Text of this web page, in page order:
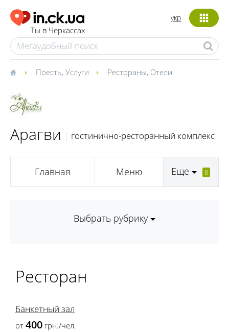
Ты в Черкассах
укр
Поесть, Услуги Рестораны, Отели
Арагви гостинично-ресторанный комплекс
Главная Меню Еще 8
Выбрать рубрику
Ресторан
Банкетный зал
от 400 грн./чел.